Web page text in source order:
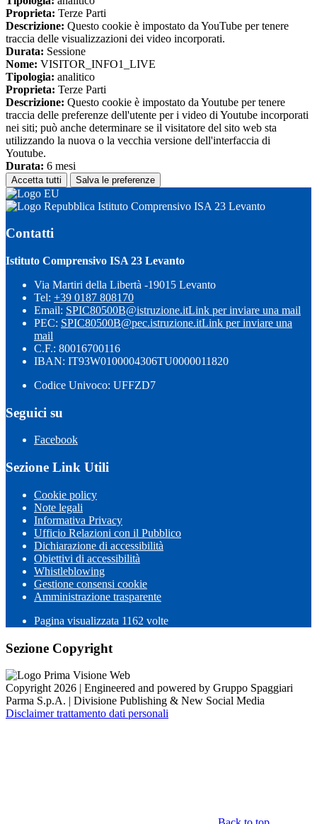
Proprieta: Terze Parti
Descrizione: Questo cookie è impostato da YouTube per tenere
traccia delle visualizzazioni dei video incorporati.
Durata: Sessione
Nome: VISITOR_INFO1_LIVE
Tipologia: analitico
Proprieta: Terze Parti
Descrizione: Questo cookie è impostato da Youtube per tenere
traccia delle preferenze dell'utente per i video di Youtube incorporati
nei siti; può anche determinare se il visitatore del sito web sta
utilizzando la nuova o la vecchia versione dell'interfaccia di
Youtube.
Durata: 6 mesi
Accetta tutti Salva le preferenze
Istituto Comprensivo ISA 23 Levanto
Contatti
Istituto Comprensivo ISA 23 Levanto
Via Martiri della Libertà -19015 Levanto
Tel: +39 0187 808170
Email: SPIC80500B@istruzione.itLink per inviare una mail
PEC: SPIC80500B@pec.istruzione.itLink per inviare una
mail
C.F.: 80016700116
IBAN: IT93W0100004306TU0000011820
Codice Univoco: UFFZD7
Seguici su
Facebook
Sezione Link Utili
Cookie policy
Note legali
Informativa Privacy
Ufficio Relazioni con il Pubblico
Dichiarazione di accessibilità
Obiettivi di accessibilità
Whistleblowing
Gestione consensi cookie
Amministrazione trasparente
Pagina visualizzata 1162 volte
Sezione Copyright
Copyright 2026 | Engineered and powered by Gruppo Spaggiari
Parma S.p.A. | Divisione Publishing & New Social Media
Disclaimer trattamento dati personali